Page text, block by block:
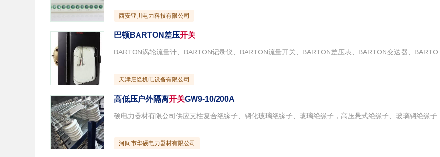
西安亚川电力科技有限公司
巴顿BARTON差压开关
天津启隆机电设备有限公司
高低压户外隔离开关GW9-10/200A
河间市华硕电力器材有限公司